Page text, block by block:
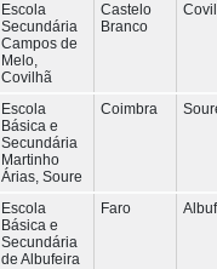
Escola
Secundária
Campos de
Melo,
Covilhã
Castelo
Branco
Escola
Básica e
Secundária
Martinho
Árias, Soure
Coimbra
Escola
Básica e
Secundária
de Albufeira
Faro